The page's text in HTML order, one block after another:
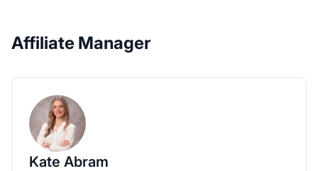
Affiliate Manager
Kate Abram